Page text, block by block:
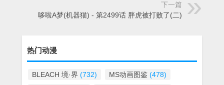
下一篇
哆啦A梦(机器猫) - 第2499话 胖虎被打败了(二)
热门动漫
BLEACH 境·界 (732) MS动画图鉴 (478)